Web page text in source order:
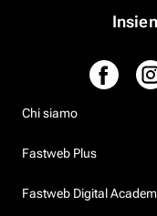
Chi siamo
Fastweb Plus
Fastweb Digital